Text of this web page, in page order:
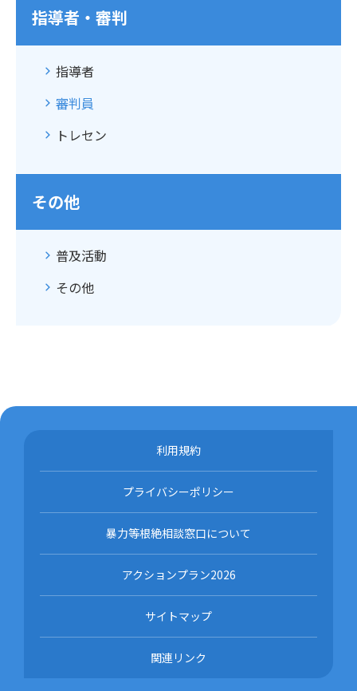
指導者・審判
指導者
審判員
トレセン
その他
普及活動
その他
利用規約
プライバシーポリシー
暴力等根絶相談窓口について
アクションプラン2026
サイトマップ
関連リンク